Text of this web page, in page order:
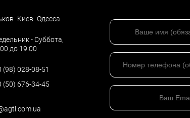
Киев Одесса
- Суббота,
до 19:00
(98) 028-08-51
(50) 676-34-45